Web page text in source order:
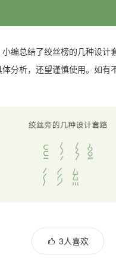
编总结了绞丝榜的几种设计
分析，还望谨慎使用。如有
3人喜欢